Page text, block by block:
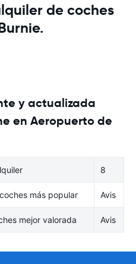
de coches
y actualizada
en Aeropuerto de
8
más popular Avis
mejor valorada Avis